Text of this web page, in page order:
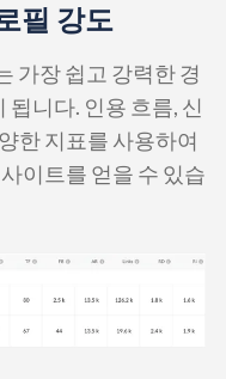
필 강도
가장 쉽고 강력한 경
니다. 인용 흐름, 신
한 지표를 사용하여
이트를 얻을 수 있습